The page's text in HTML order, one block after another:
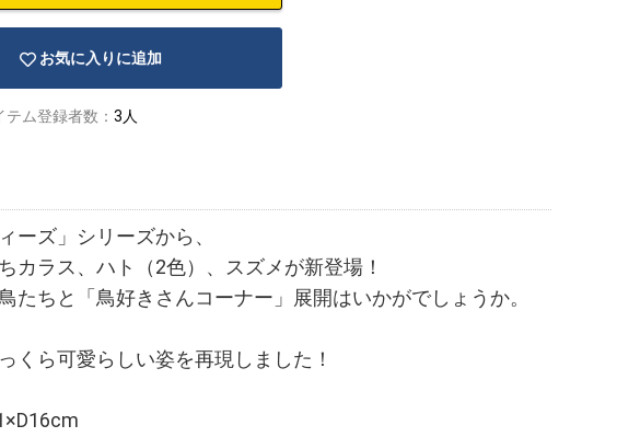
お気に入りに追加
ム登録者数： 3人
ーズ」シリーズから、
カラス、ハト（2色）、スズメが新登場！
たちと「鳥好きさんコーナー」展開はいかがでしょうか。
くら可愛らしい姿を再現しました！